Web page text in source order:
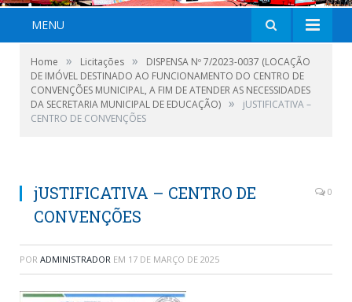
MENU
Home » Licitações »
DISPENSA Nº 7/2023-0037 (LOCAÇÃO
DE IMÓVEL DESTINADO AO FUNCIONAMENTO DO CENTRO DE
CONVENÇÕES MUNICIPAL, A FIM DE ATENDER AS NECESSIDADES
DA SECRETARIA MUNICIPAL DE EDUCAÇÃO) »
jUSTIFICATIVA –
CENTRO DE CONVENÇÕES
jUSTIFICATIVA – CENTRO DE
CONVENÇÕES
0
POR ADMINISTRADOR EM 17 DE MARÇO DE 2025